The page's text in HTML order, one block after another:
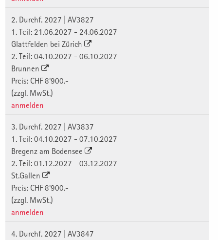
2. Durchf. 2027 | AV3827
1. Teil: 21.06.2027 - 24.06.2027
Glattfelden bei Zürich
2. Teil: 04.10.2027 - 06.10.2027
Brunnen
Preis: CHF 8'900.-
(zzgl. MwSt.)
anmelden
3. Durchf. 2027 | AV3837
1. Teil: 04.10.2027 - 07.10.2027
Bregenz am Bodensee
2. Teil: 01.12.2027 - 03.12.2027
St.Gallen
Preis: CHF 8'900.-
(zzgl. MwSt.)
anmelden
4. Durchf. 2027 | AV3847